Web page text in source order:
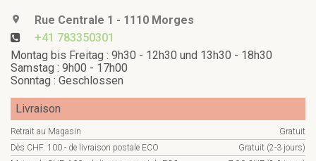
Rue Centrale 1 - 1110 Morges
+41 783350301
Montag bis Freitag : 9h30 - 12h30 und 13h30 - 18h30
Samstag : 9h00 - 17h00
Sonntag : Geschlossen
Livraison
Retrait au Magasin
Gratuit
Dès CHF. 100.- de livraison postale ECO
Gratuit (2-3 jours)